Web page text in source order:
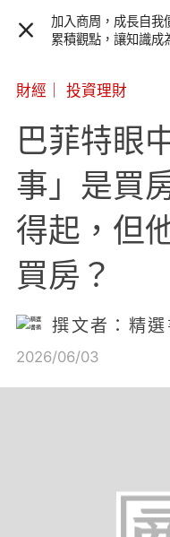
加入商周，成長自我
累積觀點，讓知識成
財經 投資理財
巴菲特眼
事」是買
得起，但
買房？
撰文者：精
2026/06/03